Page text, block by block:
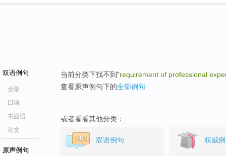
双语例句
全部
口语
书面语
论文
原声例句
当前分类下找不到"requirement of professional
查看原声例句下的全部例句
或者看看其他分类：
双语例句 权威